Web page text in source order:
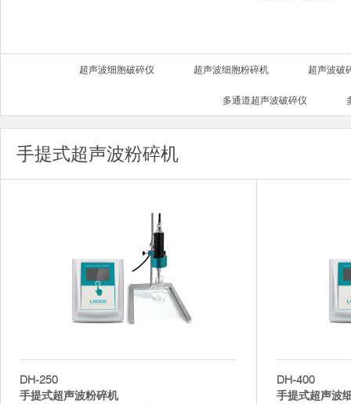
超声波细胞破碎仪 超声波细胞粉碎机 超声波破
多通道超声波破碎仪
手提式超声波粉碎机
DH-250
手提式超声波粉碎机
DH-400
手提式超声波